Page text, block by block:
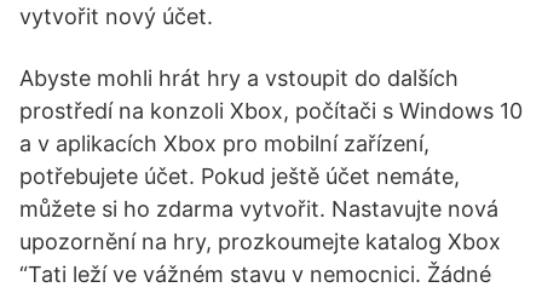
vytvořit nový účet.
Abyste mohli hrát hry a vstoupit do dalších
prostředí na konzoli Xbox, počítači s Windows 10
a v aplikacích Xbox pro mobilní zařízení,
potřebujete účet. Pokud ještě účet nemáte,
můžete si ho zdarma vytvořit. Nastavujte nová
upozornění na hry, prozkoumejte katalog Xbox
“Tati leží ve vážném stavu v nemocnici. Žádné